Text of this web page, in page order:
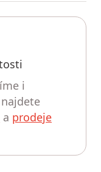
i
a prodeje